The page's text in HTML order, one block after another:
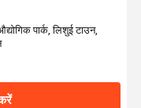
पार्क, लिशुई टाउन,